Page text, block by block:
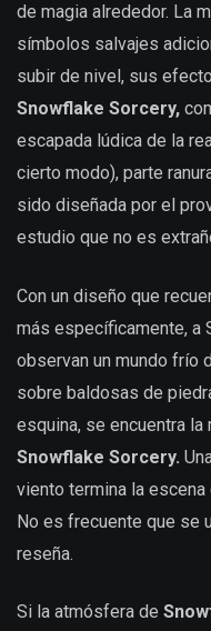
de magia alrededor. La
símbolos salvajes
subir de nivel, sus
Snowflake Sorcery,
escapada lúdica de la
cierto modo), parte
sido diseñada por el
estudio que no es
Con un diseño que
más específicamente, a
observan un mundo frío
sobre baldosas de
esquina, se encuentra la
Snowflake Sorcery.
viento termina la escena
No es frecuente que se
reseña.
Si la atmósfera de